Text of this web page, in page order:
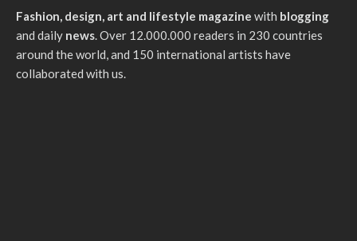
Fashion, design, art and lifestyle magazine with blogging
and daily news. Over 12.000.000 readers in 230 countries
around the world, and 150 international artists have
collaborated with us.